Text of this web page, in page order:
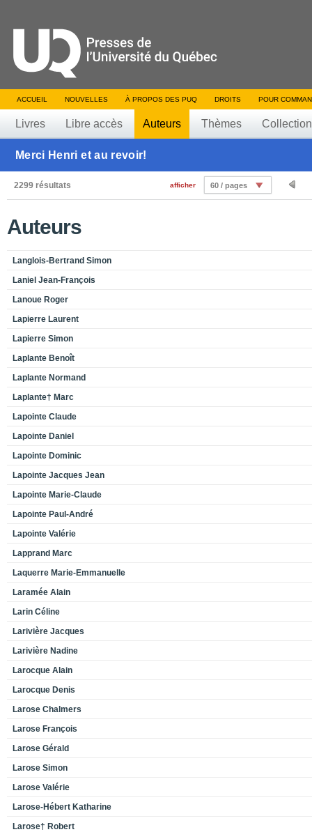
ACCUEIL NOUVELLES À PROPOS DES PUQ DROITS POUR
Livres Libre accès Auteurs Thèmes
Merci Henri et au revoir!
2299 résultats afficher 60 / pages
Auteurs
Langlois-Bertrand Simon
Laniel Jean-François
Lanoue Roger
Lapierre Laurent
Lapierre Simon
Laplante Benoît
Laplante Normand
Laplante† Marc
Lapointe Claude
Lapointe Daniel
Lapointe Dominic
Lapointe Jacques Jean
Lapointe Marie-Claude
Lapointe Paul-André
Lapointe Valérie
Lapprand Marc
Laquerre Marie-Emmanuelle
Laramée Alain
Larin Céline
Larivière Jacques
Larivière Nadine
Larocque Alain
Larocque Denis
Larose Chalmers
Larose François
Larose Gérald
Larose Simon
Larose Valérie
Larose-Hébert Katharine
Larose† Robert